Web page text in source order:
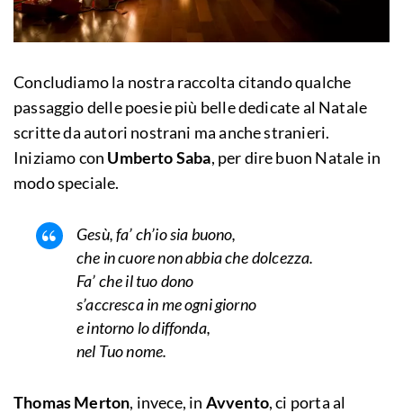
Concludiamo la nostra raccolta citando qualche
passaggio delle poesie più belle dedicate al Natale
scritte da autori nostrani ma anche stranieri.
Iniziamo con Umberto Saba, per dire buon Natale in
modo speciale.
Gesù, fa’ ch’io sia buono,
che in cuore non abbia che dolcezza.
Fa’ che il tuo dono
s’accresca in me ogni giorno
e intorno lo diffonda,
nel Tuo nome.
Thomas Merton, invece, in Avvento, ci porta al